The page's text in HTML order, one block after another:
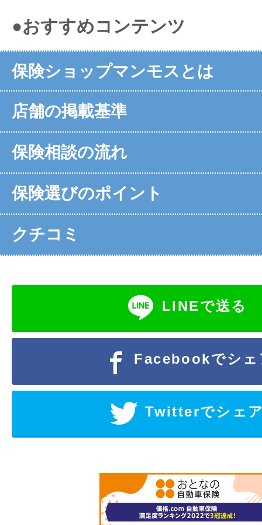
●おすすめコンテンツ
保険ショップマンモスとは
店舗の掲載基準
保険相談の流れ
保険選びのポイント
クチコミ
LINEで送る
Facebookでシェ
Twitterでシェ